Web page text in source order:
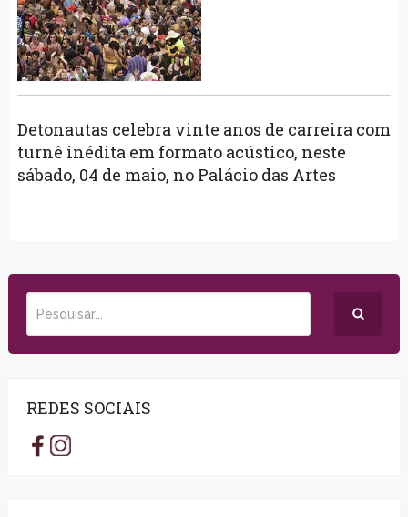
Detonautas celebra vinte anos de carreira com
turnê inédita em formato acústico, neste
sábado, 04 de maio, no Palácio das Artes
REDES SOCIAIS